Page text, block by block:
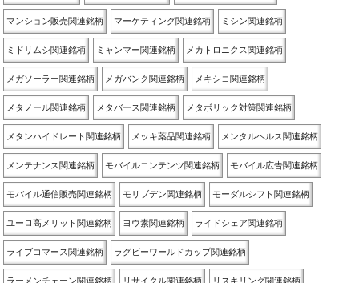
マンション販売関連銘柄 マーケティング関連銘柄 ミシン関連銘柄
ミドリムシ関連銘柄 ミャンマー関連銘柄 メカトロニクス関連銘柄
メガソーラー関連銘柄 メガバンク関連銘柄 メキシコ関連銘柄
メタノール関連銘柄 メタバース関連銘柄 メタボリック対策関連銘柄
メタンハイドレート関連銘柄 メッキ薬品関連銘柄 メンタルヘルス関連銘柄
メンテナンス関連銘柄 モバイルコンテンツ関連銘柄 モバイル広告関連銘柄
モバイル通信販売関連銘柄 モリブデン関連銘柄 モーダルシフト関連銘柄
ユーロ高メリット関連銘柄 ヨウ素関連銘柄 ライドシェア関連銘柄
ライブコマース関連銘柄 ラグビーワールドカップ関連銘柄
ラーメンチェーン関連銘柄 リサイクル関連銘柄 リスキリング関連銘柄